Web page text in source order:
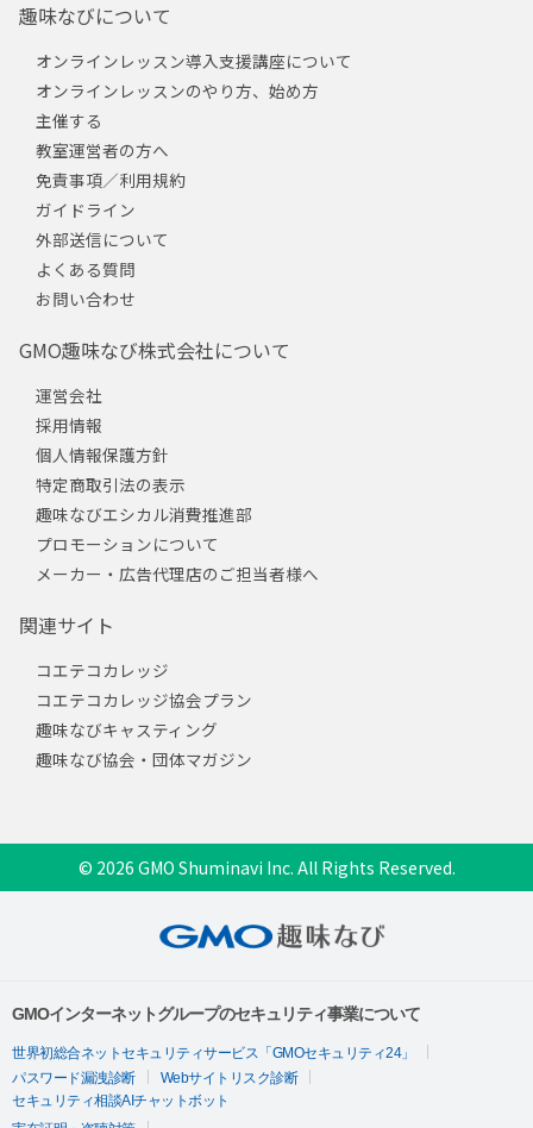
趣味なびについて
オンラインレッスン導入支援講座について
オンラインレッスンのやり方、始め方
主催する
教室運営者の方へ
免責事項／利用規約
ガイドライン
外部送信について
よくある質問
お問い合わせ
GMO趣味なび株式会社について
運営会社
採用情報
個人情報保護方針
特定商取引法の表示
趣味なびエシカル消費推進部
プロモーションについて
メーカー・広告代理店のご担当者様へ
関連サイト
コエテコカレッジ
コエテコカレッジ協会プラン
趣味なびキャスティング
趣味なび協会・団体マガジン
© 2026 GMO Shuminavi Inc. All Rights Reserved.